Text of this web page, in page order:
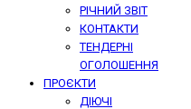
РІЧНИЙ ЗВІТ
КОНТАКТИ
ТЕНДЕРНІ
ОГОЛОШЕННЯ
ПРОЄКТИ
ДІЮЧІ